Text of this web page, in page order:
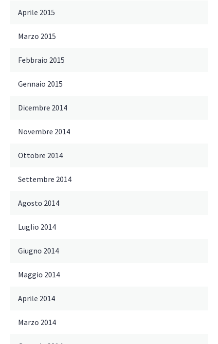
Aprile 2015
Marzo 2015
Febbraio 2015
Gennaio 2015
Dicembre 2014
Novembre 2014
Ottobre 2014
Settembre 2014
Agosto 2014
Luglio 2014
Giugno 2014
Maggio 2014
Aprile 2014
Marzo 2014